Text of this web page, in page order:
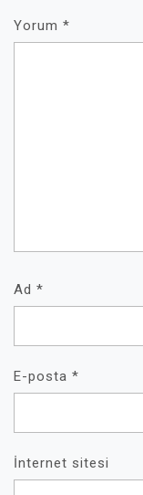
Yorum *
Ad *
E-posta *
İnternet sitesi